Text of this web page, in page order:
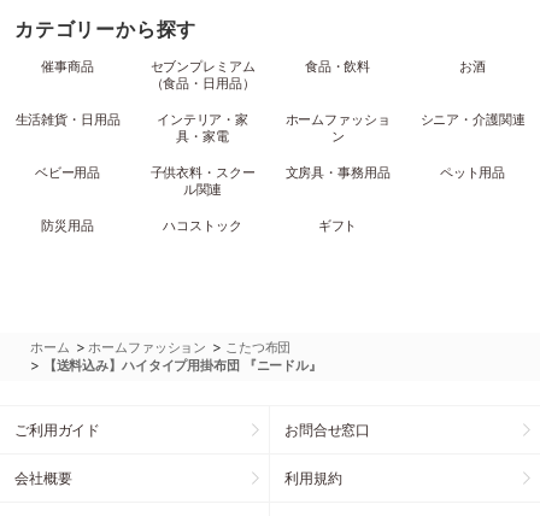
カテゴリーから探す
催事商品
セブンプレミアム
（食品・日用品）
食品・飲料 お酒
生活雑貨・日用品
インテリア・家
具・家電
ホームファッショ
ン
シニア・介護関連
ベビー用品
子供衣料・スクー
ル関連
文房具・事務用品 ペット用品
防災用品 ハコストック ギフト
ホーム >ホームファッション > こたつ布団
> 【送料込み】ハイタイプ用掛布団 『ニードル』
ご利用ガイド お問合せ窓口
会社概要 利用規約